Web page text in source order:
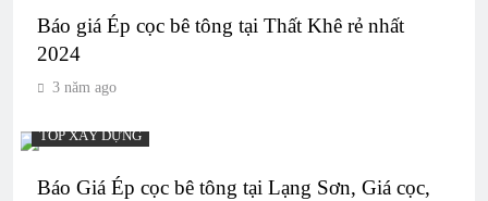
Báo giá Ép cọc bê tông tại Thất Khê rẻ nhất
2024
3 năm ago
TOP XÂY DỰNG
Báo Giá Ép cọc bê tông tại Lạng Sơn, Giá cọc,